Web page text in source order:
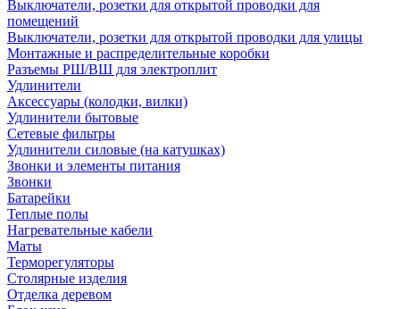
Выключатели, розетки для открытой проводки для
помещений
Выключатели, розетки для открытой проводки для улицы
Монтажные и распределительные коробки
Разъемы РШ/ВШ для электроплит
Удлинители
Аксессуары (колодки, вилки)
Удлинители бытовые
Сетевые фильтры
Удлинители силовые (на катушках)
Звонки и элементы питания
Звонки
Батарейки
Теплые полы
Нагревательные кабели
Маты
Терморегуляторы
Столярные изделия
Отделка деревом